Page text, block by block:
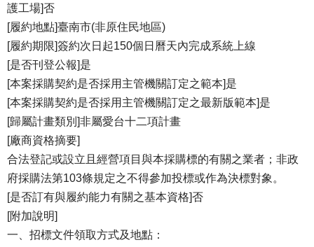
護工場]否
[履約地點]臺南市(非原住民地區)
[履約期限]簽約次日起150個日曆天內完成系統上線
[是否刊登公報]是
[本案採購契約是否採用主管機關訂定之範本]是
[本案採購契約是否採用主管機關訂定之最新版範本]是
[歸屬計畫類別]非屬愛台十二項計畫
[廠商資格摘要]
合法登記或設立且經營項目與本採購標的有關之業者；非政
府採購法第103條規定之不得參加投標或作為決標對象。
[是否訂有與履約能力有關之基本資格]否
[附加說明]
一、招標文件領取方式及地點：